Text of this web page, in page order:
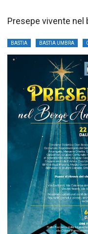
Presepe vivente nel
BASTIA BASTIA UMBRA